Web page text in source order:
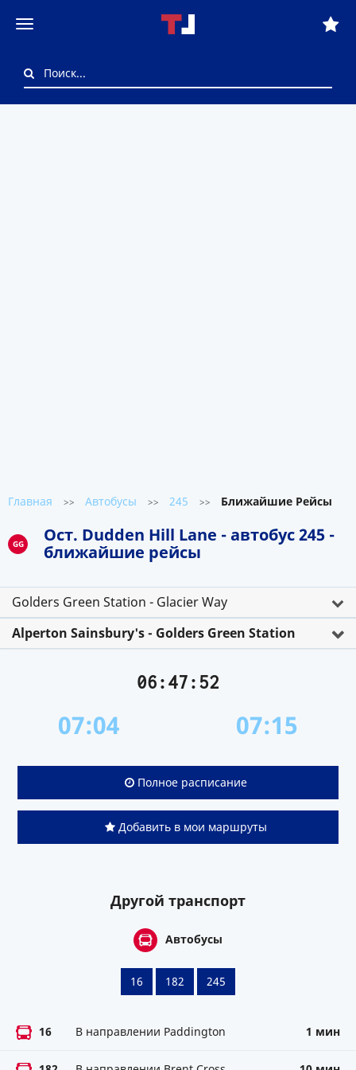
Главная >> Автобусы >> 245 >> Ближайшие Рейсы
GG
Ост. Dudden Hill Lane - автобус 245 -
ближайшие рейсы
Golders Green Station - Glacier Way
Alperton Sainsbury's - Golders Green Station
06:47:52
07:04 07:15
Полное расписание
Добавить в мои маршруты
Другой транспорт
Автобусы
16 182 245
16 В направлении Paddington 1 мин